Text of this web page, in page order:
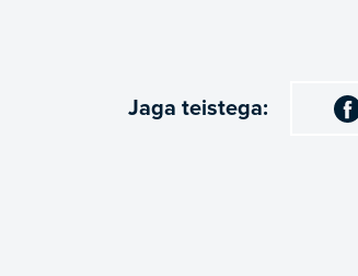
Jaga teistega: